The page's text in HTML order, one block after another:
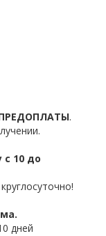
ПРЕДОПЛАТЫ.
с 10 до
дней